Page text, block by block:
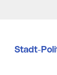
Stadt-